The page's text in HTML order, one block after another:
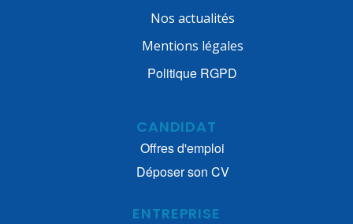
Nos actualités
Mentions légales
Politique RGPD
CANDIDAT
Offres d'emploi
Déposer son CV
ENTREPRISE